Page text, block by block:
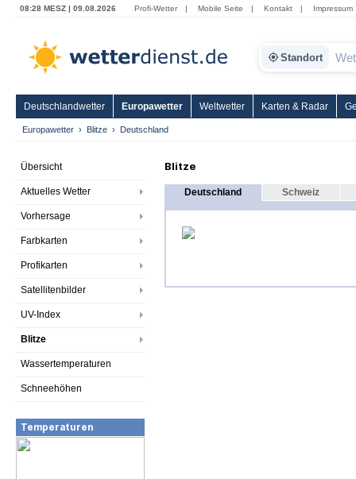
08:28 MESZ | 09.08.2026 Profi-Wetter | Mobile Seite | Kontakt | Impressum
Standort
Deutschlandwetter Europawetter Weltwetter Karten & Radar
Europawetter Blitze Deutschland
Übersicht
Aktuelles Wetter
Vorhersage
Farbkarten
Profikarten
Satellitenbilder
UV-Index
Blitze
Wassertemperaturen
Schneehöhen
Temperaturen
Blitze
Deutschland Schweiz